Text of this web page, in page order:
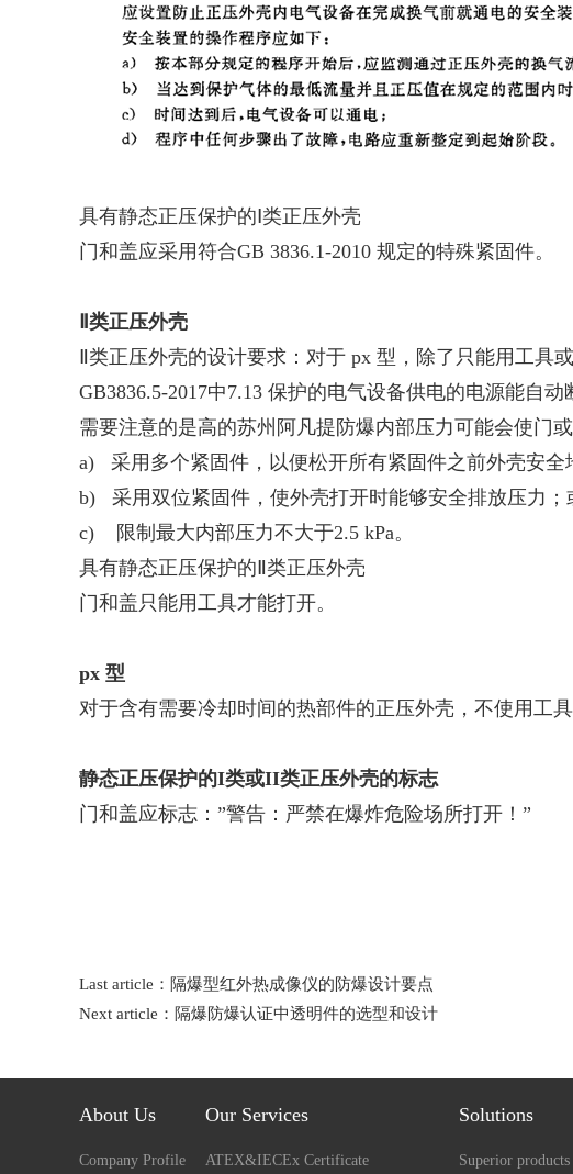
具有静态正压保护的Ⅰ类正压外壳
门和盖应采用符合GB 3836.1-2010 规定的特殊紧固件。
Ⅱ类正压外壳
Ⅱ类正压外壳的设计要求：对于 px 型，除了只能用工
GB3836.5-2017中7.13 保护的电气设备供电的电源能自
需要注意的是高的苏州阿凡提防爆内部压力可能会使门
a) 采用多个紧固件，以便松开所有紧固件之前外壳安全
b) 采用双位紧固件，使外壳打开时能够安全排放压力；
c) 限制最大内部压力不大于2.5 kPa。
具有静态正压保护的Ⅱ类正压外壳
门和盖只能用工具才能打开。
px 型
对于含有需要冷却时间的热部件的正压外壳，不使用工
静态正压保护的I类或II类正压外壳的标志
门和盖应标志：”警告：严禁在爆炸危险场所打开！”
Last article： 隔爆型红外热成像仪的防爆设计要点
Next article： 隔爆防爆认证中透明件的选型和设计
About Us
Company Profile
Our Services
ATEX&IECEx Certificate
Solutions
Superior products